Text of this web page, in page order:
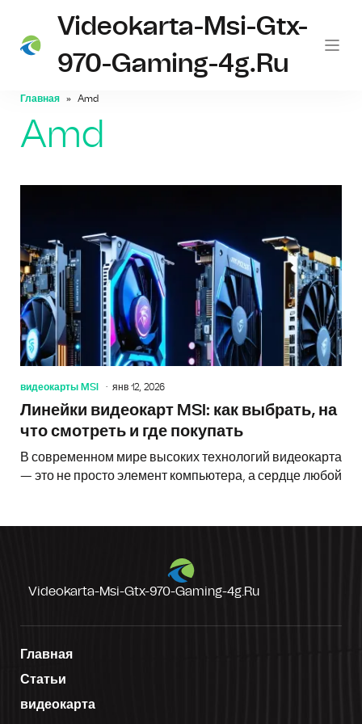
Videokarta-Msi-Gtx-
970-Gaming-4g.ru
Главная Amd
Amd
видеокарты MSI янв 12, 2026
Линейки видеокарт MSI: как выбрать, на
что смотреть и где покупать
В современном мире высоких технологий видеокарта
— это не просто элемент компьютера, а сердце любой
Videokarta-Msi-Gtx-970-Gaming-4g.ru
Главная
Статьи
видеокарта